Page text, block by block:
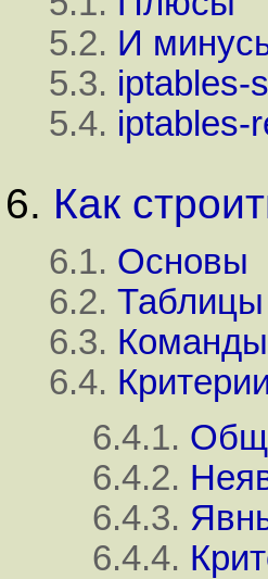
5.2. И
5.3. iptables-
5.4. iptables-
6. Как
6.1. Основы
6.2. Таблицы
6.3. Команды
6.4.
6.4.1.
6.4.2.
6.4.3.
6.4.4.